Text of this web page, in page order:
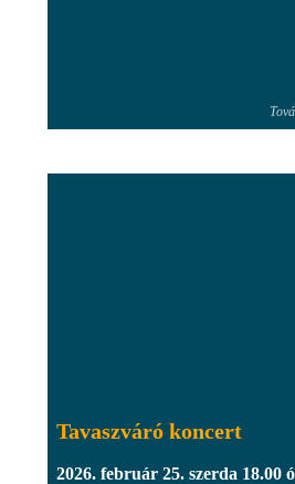
Tavaszváró koncert
2026. február 25. szerda 18.00